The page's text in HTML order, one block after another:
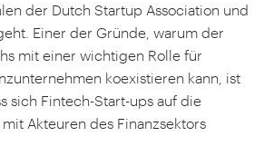
der Dutch Startup Association und
Einer der Gründe, warum der
mit einer wichtigen Rolle für
koexistieren kann, ist
sich Fintech-Start-ups auf die
Akteuren des Finanzsektors